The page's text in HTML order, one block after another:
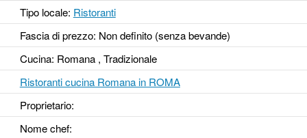
Tipo locale: Ristoranti
Fascia di prezzo: Non definito (senza bevande)
Cucina: Romana , Tradizionale
Ristoranti cucina Romana in ROMA
Proprietario:
Nome chef: